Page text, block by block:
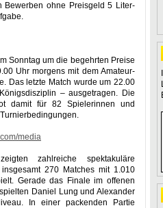
ohne Preisgeld 5 Liter-
Sonntag um die begehrten Preise
Uhr morgens mit dem Amateur-
Das letzte Match wurde um 22.00
– ausgetragen. Die
damit für 82 Spielerinnen und
media
zahlreiche spektakuläre
270 Matches mit 1.010
Gerade das Finale im offenen
Daniel Lung und Alexander
In einer packenden Partie